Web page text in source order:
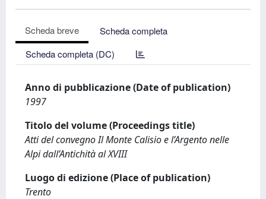
Scheda breve
Scheda completa
Scheda completa (DC)
Anno di pubblicazione (Date of publication)
1997
Titolo del volume (Proceedings title)
Atti del convegno Il Monte Calisio e l’Argento nelle
Alpi dall’Antichità al XVIII
Luogo di edizione (Place of publication)
Trento